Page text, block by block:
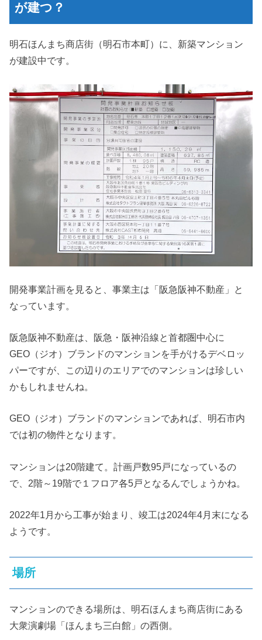
が建つ？
明石ほんまち商店街（明石市本町）に、新築マンション
が建設中です。
開発事業計画を見ると、事業主は「阪急阪神不動産」と
なっています。
阪急阪神不動産は、阪急・阪神沿線と首都圏中心に
GEO（ジオ）ブランドのマンションを手がけるデベロッ
パーですが、この辺りのエリアでのマンションは珍しい
かもしれませんね。
GEO（ジオ）ブランドのマンションであれば、明石市内
では初の物件となります。
マンションは20階建て。計画戸数95戸になっているの
で、2階～19階で１フロア各5戸となるんでしょうかね。
2022年1月から工事が始まり、竣工は2024年4月末になる
ようです。
場所
マンションのできる場所は、明石ほんまち商店街にある
大衆演劇場「ほんまち三白館」の西側。